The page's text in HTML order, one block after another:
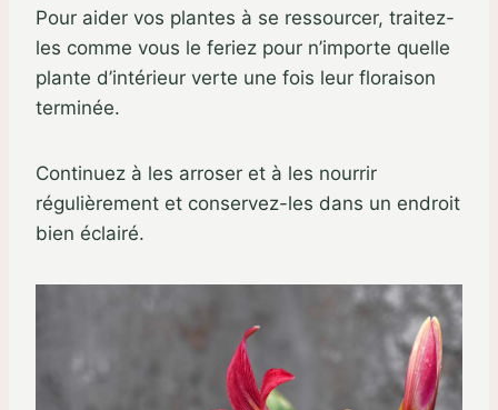
Pour aider vos plantes à se ressourcer, traitez-
les comme vous le feriez pour n’importe quelle
plante d’intérieur verte une fois leur floraison
terminée.
Continuez à les arroser et à les nourrir
régulièrement et conservez-les dans un endroit
bien éclairé.